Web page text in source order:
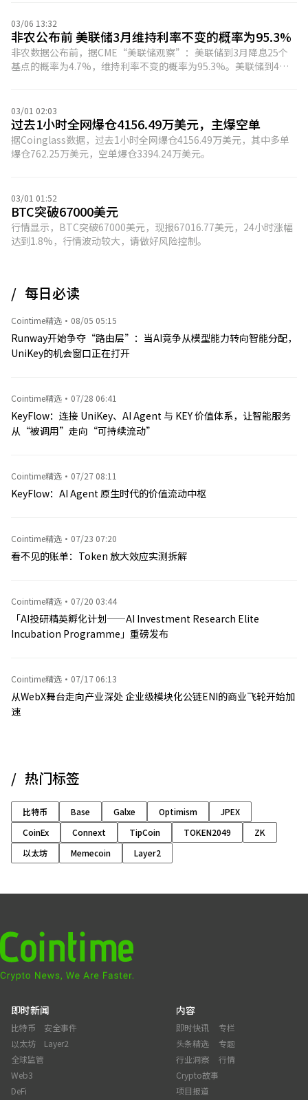
尔木兹海峡仍处于封锁当中，目前尚无法排除美国通胀压力反弹的
风险。即便近期已公布的非农数据大幅低于预期，市场仍预计美联
储或将在今年7月才会再次降息。
03/06 13:32
非农公布前 美联储3月维持利率不变的概率为95.3%
非农数据公布前，据CME“美联储观察”：美联储到3月降息25个
基点的概率为4.7%，维持利率不变的概率为95.3%。美联储到4月
31.5%。
03/01 02:03
过去1小时全网爆仓4156.49万美元，主爆空单
据Coinglass数据，过去1小时全网爆仓4156.49万美元，其中多单
爆仓762.25万美元，空单爆仓3394.24万美元。
03/01 01:52
BTC突破67000美元
行情显示，BTC突破67000美元，现报67016.77美元，24小时涨幅
达到1.8%，行情波动较大，请做好风险控制。
每日必读
Cointime精选 · 08/05 05:15
Runway开始争夺“路由层”：当AI竞争从模型能力转向智能分配，
UniKey的机会窗口正在打开
Cointime精选 · 07/28 06:41
KeyFlow：连接 UniKey、AI Agent 与 KEY 价值体系，让智能服务
从“被调用”走向“可持续流动”
Cointime精选 · 07/27 08:11
KeyFlow：AI Agent 原生时代的价值流动中枢
Cointime精选 · 07/23 07:20
看不见的账单：Token 放大效应实测拆解
Cointime精选 · 07/20 03:44
「AI投研精英孵化计划——AI Investment Research Elite
Incubation Programme」重磅发布
Cointime精选 · 07/17 06:13
从WebX舞台走向产业深处 企业级模块化公链ENI的商业飞轮开始加
速
热门标签
比特币 Base Galxe Optimism
JPEX
CoinEx
Connext TipCoin TOKEN2049
ZK
以太坊
Memecoin Layer2
即时新闻
比特币
以太坊
全球监管
Web3
DeFi
安全事件
Layer2
内容
即时快讯
头条精选
行业洞察
Crypto故事
项目报道
专栏
专题
行情